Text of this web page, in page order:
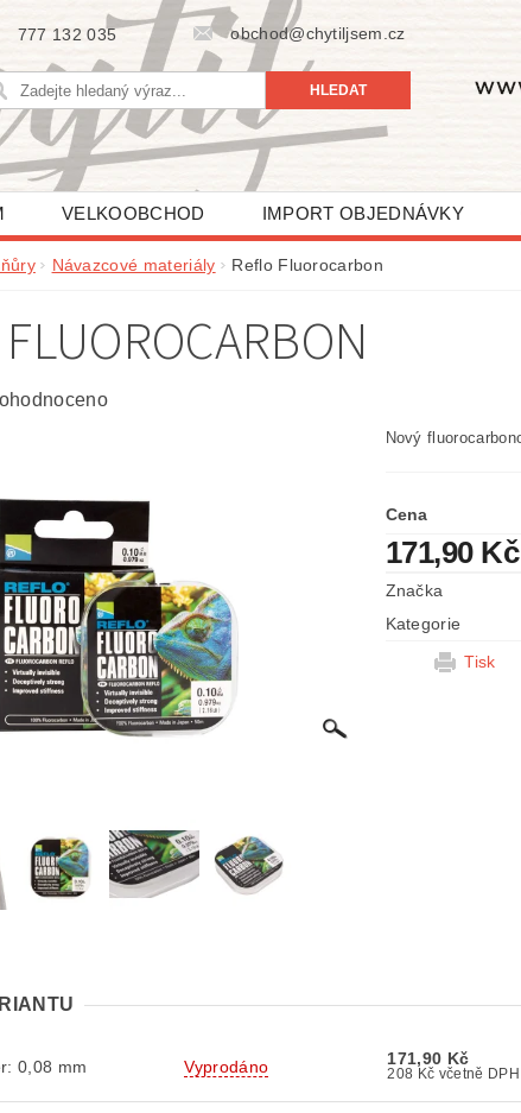
777 132 035 obchod@chytiljsem.cz
VELKOOBCHOD IMPORT OBJEDNÁVKY
Návazcové materiály Reflo Fluorocarbon
Nový
Cena
171,90 Kč
Značka
Kategorie
Tisk
0,08 mm Vyprodáno 171,90 Kč
208 Kč včetně DPH